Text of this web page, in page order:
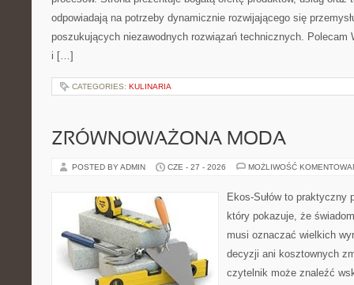
odpowiadają na potrzeby dynamicznie rozwijającego się
poszukujących niezawodnych rozwiązań technicznych. Polecam
i […]
CATEGORIES: KULINARIA
ZRÓWNOWAŻONA MODA
POSTED BY ADMIN CZE - 27 - 2026 MOŻLIWOŚĆ
Ekos-Sułów to praktyczny
który pokazuje, że
musi oznaczać wielkich
decyzji ani kosztownych
czytelnik może znaleźć